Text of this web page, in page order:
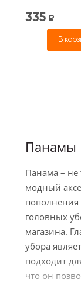
335 ₽
В
Панамы
Панама – не
модный
пополнения
головных
магазина.
убора
подходит
что он